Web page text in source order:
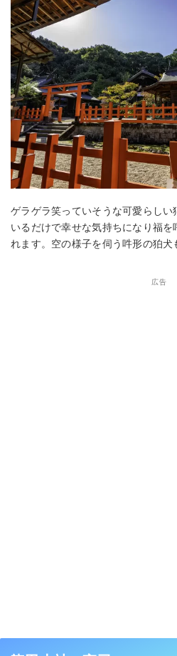
ゲラゲラ笑っていそうな可愛らし
いるだけで幸せな気持ちになり福
れます。空の様子を伺う吽形の狛犬
広告